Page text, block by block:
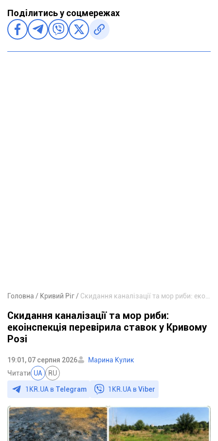
Поділитись у соцмережах
Головна Кривий Ріг
Скидання каналізації та мор риби:
екоінспекція перевірила ставок у Кривому
Розі
19:01, 07 серпня 2026
Марина Кулик
Читати UA RU
1KR.UA в Telegram 1KR.UA вViber